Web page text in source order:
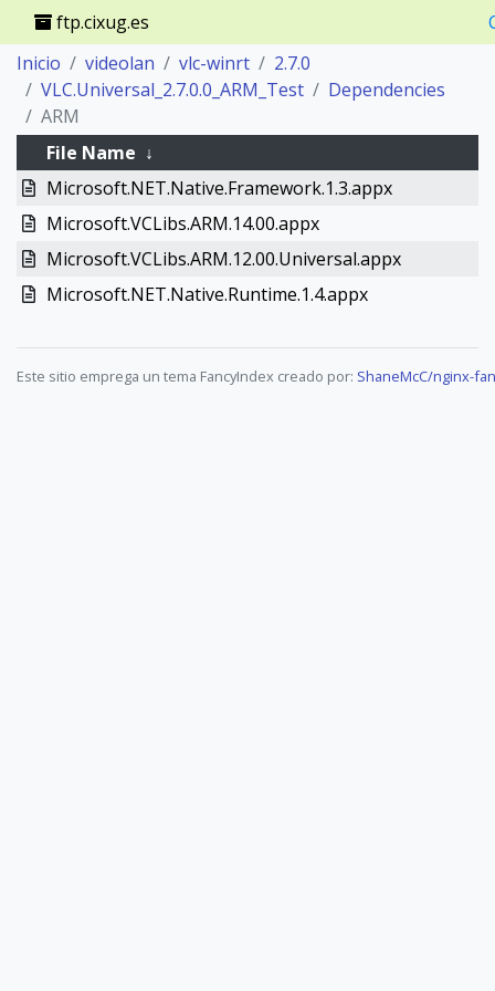
ftp.cixug.es
Inicio
videolan vlc-winrt
2.7.0
VLC.Universal_2.7.0.0_ARM_Test
Dependencies
ARM
File Name ↓
Microsoft.NET.Native.Framework.1.3.appx
Microsoft.VCLibs.ARM.14.00.appx
Microsoft.VCLibs.ARM.12.00.Universal.appx
Microsoft.NET.Native.Runtime.1.4.appx
Este sitio emprega un tema FancyIndex creado por: ShaneMcC/nginx-